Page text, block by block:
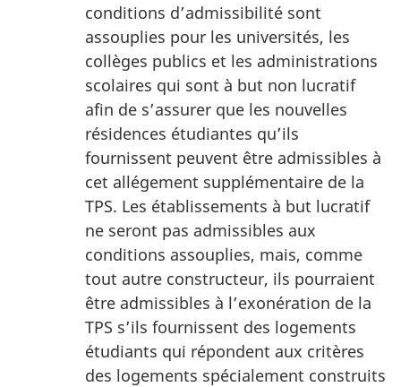
conditions d’admissibilité sont
assouplies pour les universités, les
collèges publics et les administrations
scolaires qui sont à but non lucratif
afin de s’assurer que les nouvelles
résidences étudiantes qu’ils
fournissent peuvent être admissibles à
cet allégement supplémentaire de la
TPS. Les établissements à but lucratif
ne seront pas admissibles aux
conditions assouplies, mais, comme
tout autre constructeur, ils pourraient
être admissibles à l’exonération de la
TPS s’ils fournissent des logements
étudiants qui répondent aux critères
des logements spécialement construits